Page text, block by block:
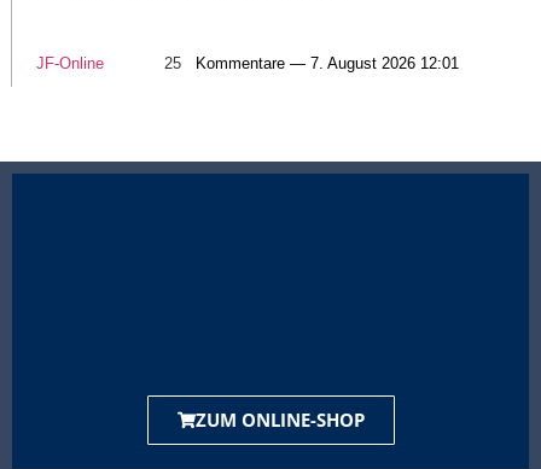
JF-Online 25 Kommentare — 7. August 2026 12:01
ZUM ONLINE-SHOP